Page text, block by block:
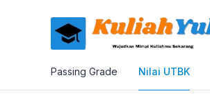
Passing Grade Nilai UTBK